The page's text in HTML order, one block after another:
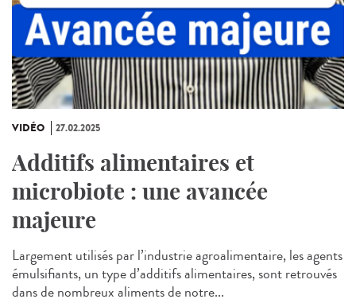
VIDÉO 27.02.2025
Additifs alimentaires et
microbiote : une avancée
majeure
Largement utilisés par l’industrie agroalimentaire, les agents
émulsifiants, un type d’additifs alimentaires, sont retrouvés
dans de nombreux aliments de notre...